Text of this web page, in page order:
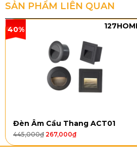
TPL8882N1200
L1200 x
H280
Chất liệu: Pha lê K9 cao cấp và
SẢN PHẨM LIÊN QUAN
40%
Đèn Âm Cầu Thang ACT01
445,000₫ 267,000₫